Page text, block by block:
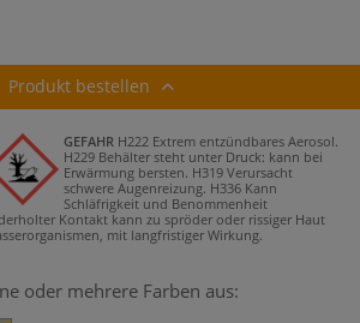
Produkt bestellen
GEFAHR H222 Extrem entzündbares Aerosol.
H229 Behälter steht unter Druck: kann bei
Erwärmung bersten. H319 Verursacht
schwere Augenreizung. H336 Kann
Schläfrigkeit und Benommenheit
Kontakt kann zu spröder oder rissiger Haut
mit langfristiger Wirkung.
oder mehrere Farben aus: